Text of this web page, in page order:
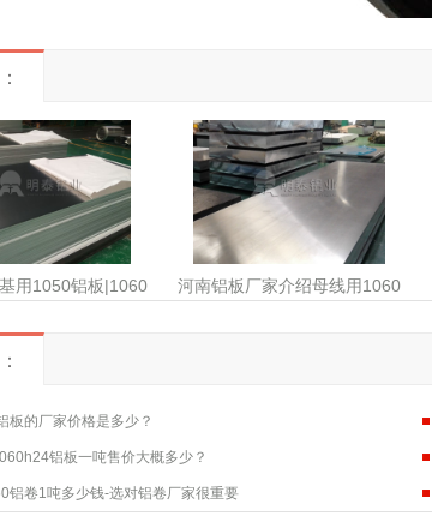
用1050铝板|1060 河南铝板厂家介绍母线用1060
板的厂家价格是多少？
铝板一吨售价大概多少？
铝卷1吨多少钱-选对铝卷厂家很重要